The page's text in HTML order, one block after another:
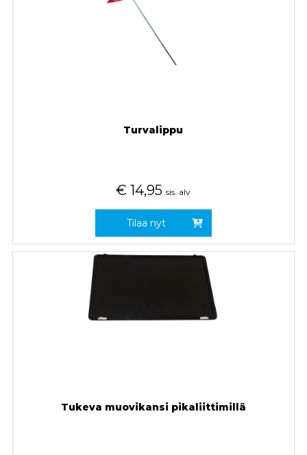
Turvalippu
€ 14,95 sis. alv
Tilaa nyt
Tukeva muovikansi pikaliittimillä